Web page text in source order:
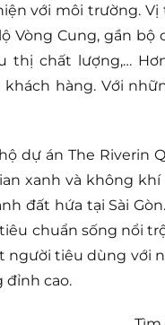
với môi trường. Vị
Cung, gần bộ
thị chất lượng,…
hàng. Với
dự án The Riverin
xanh và không
đất hứa tại Sài
chuẩn sống nổi
người tiêu dùng với
đỉnh cao.